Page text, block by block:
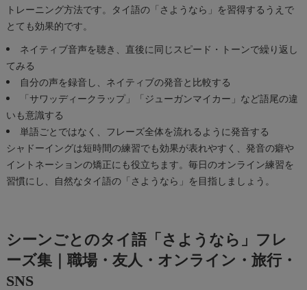
トレーニング方法です。タイ語の「さようなら」を習得するうえで
とても効果的です。
ネイティブ音声を聴き、直後に同じスピード・トーンで繰り返し
てみる
自分の声を録音し、ネイティブの発音と比較する
「サワッディークラップ」「ジューガンマイカー」など語尾の違
いも意識する
単語ごとではなく、フレーズ全体を流れるように発音する
シャドーイングは短時間の練習でも効果が表れやすく、発音の癖や
イントネーションの矯正にも役立ちます。毎日のオンライン練習を
習慣にし、自然なタイ語の「さようなら」を目指しましょう。
シーンごとのタイ語「さようなら」フレ
ーズ集｜職場・友人・オンライン・旅行・
SNS